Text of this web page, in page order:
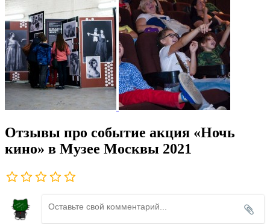
Отзывы про событие акция «Ночь
кино» в Музее Москвы 2021